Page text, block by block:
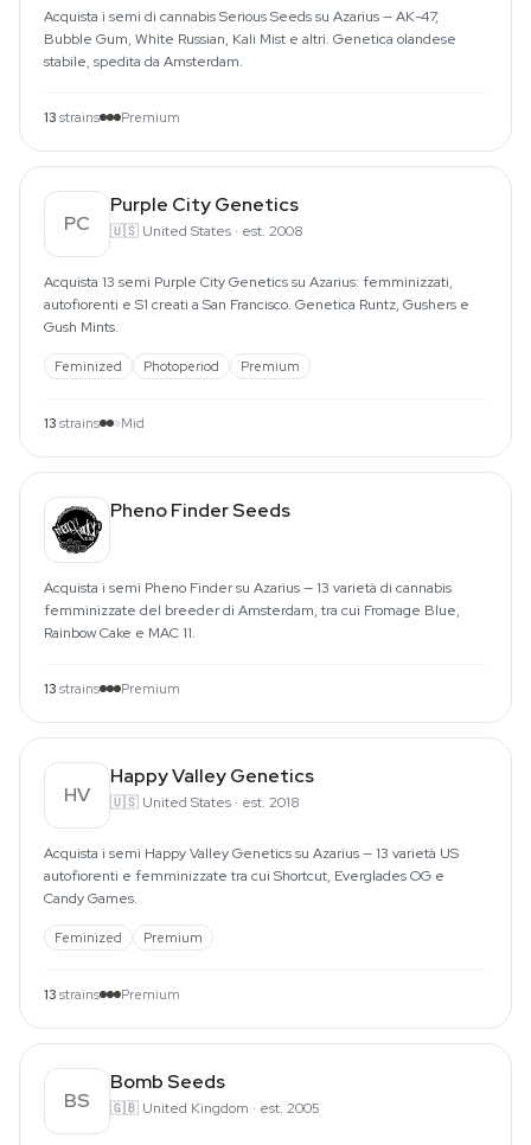
Acquista i semi di cannabis Serious Seeds su Azarius — AK-47,
Bubble Gum, White Russian, Kali Mist e altri. Genetica olandese
stabile, spedita da Amsterdam.
13 strains Premium
PC
Purple City Genetics
🇺🇸 United States · est. 2008
Acquista 13 semi Purple City Genetics su Azarius: femminizzati,
autofiorenti e S1 creati a San Francisco. Genetica Runtz, Gushers e
Gush Mints.
Feminized Photoperiod Premium
13 strains Mid
Pheno Finder Seeds
Acquista i semi Pheno Finder su Azarius — 13 varietà di cannabis
femminizzate del breeder di Amsterdam, tra cui Fromage Blue,
Rainbow Cake e MAC 11.
13 strains Premium
HV
Happy Valley Genetics
🇺🇸 United States · est. 2018
Acquista i semi Happy Valley Genetics su Azarius — 13 varietà US
autofiorenti e femminizzate tra cui Shortcut, Everglades OG e
Candy Games.
Feminized Premium
13 strains Premium
BS
Bomb Seeds
🇬🇧 United Kingdom · est. 2005